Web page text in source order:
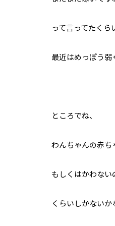
って言ってたく
最近はめっぽう弱
ところでね、
わんちゃんの赤ち
もしくはかわない
くらいしかないか